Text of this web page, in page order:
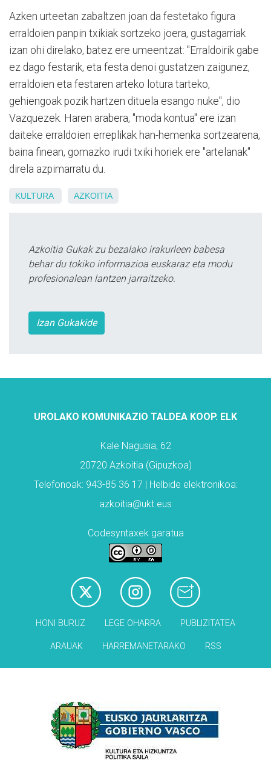
Azken urteetan zabaltzen joan da festetako figura
erraldoien panpin txikiak sortzeko joera, gustagarriak
izan ohi direlako, batez ere umeentzat: "Erraldoirik gabe
ez dago festarik, eta festa denoi gustatzen zaigunez,
erraldoien eta festaren arteko lotura tarteko,
gehiengoak pozik hartzen dituela esango nuke", dio
Vazquezek. Haren arabera, "moda kontua" ere izan
daiteke erraldoien erreplikak han-hemenka sortzearena,
baina finean, gomazko irudi txiki horiek ere "artelanak"
direla azpimarratu du.
KULTURA AZKOITIA
Azkoitia Gukak zu bezalako irakurleen babesa
behar du tokiko informazioa euskaraz eta modu
profesionalean lantzen jarraitzeko.
Izan Gukakide
UROLAKO KOMUNIKAZIO TALDEA KOOP. ELK
Kale Nagusia, 62
20720 Azkoitia (Gipuzkoa)
Telefonoak: 943-85 36 17 | Helbide elektronikoa:
azkoitia@ukt.eus
Codesyntaxek garatua
HONI BURUZ LEGE OHARRA PUBLIZITATEA
ARAUAK HARREMANETARAKO RSS